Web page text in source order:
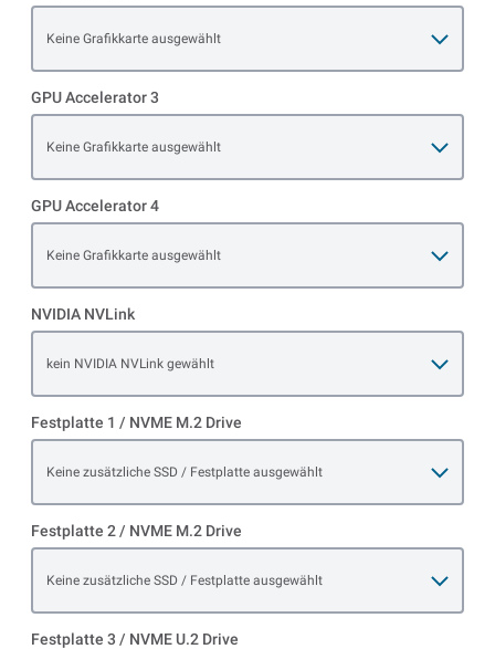
Keine Grafikkarte ausgewählt
GPU Accelerator 3
Keine Grafikkarte ausgewählt
GPU Accelerator 4
Keine Grafikkarte ausgewählt
NVIDIA NVLink
kein NVIDIA NVLink gewählt
Festplatte 1 / NVME M.2 Drive
Keine zusätzliche SSD / Festplatte ausgewählt
Festplatte 2 / NVME M.2 Drive
Keine zusätzliche SSD / Festplatte ausgewählt
Festplatte 3 / NVME U.2 Drive